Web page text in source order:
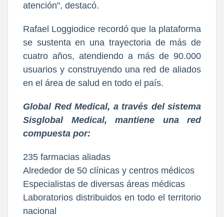
atención", destacó.
Rafael Loggiodice recordó que la plataforma
se sustenta en una trayectoria de más de
cuatro años, atendiendo a más de 90.000
usuarios y construyendo una red de aliados
en el área de salud en todo el país.
Global Red Medical, a través del sistema
Sisglobal Medical, mantiene una red
compuesta por:
235 farmacias aliadas
Alrededor de 50 clínicas y centros médicos
Especialistas de diversas áreas médicas
Laboratorios distribuidos en todo el territorio
nacional